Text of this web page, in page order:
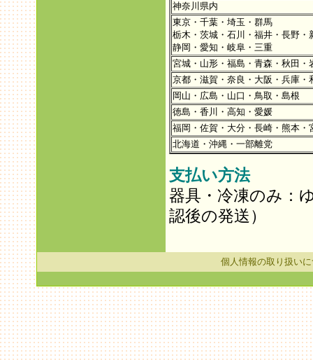
神奈川県内
東京・千葉・埼玉・群馬
栃木・茨城・石川・福井・長野・
静岡・愛知・岐阜・三重
宮城・山形・福島・青森・秋田・
京都・滋賀・奈良・大阪・兵庫・
岡山・広島・山口・鳥取・島根
徳島・香川・高知・愛媛
福岡・佐賀・大分・長崎・熊本・
北海道・沖縄・一部離党
支払い方法
器具・冷凍のみ：
認後の発送）
個人情報の取り扱い